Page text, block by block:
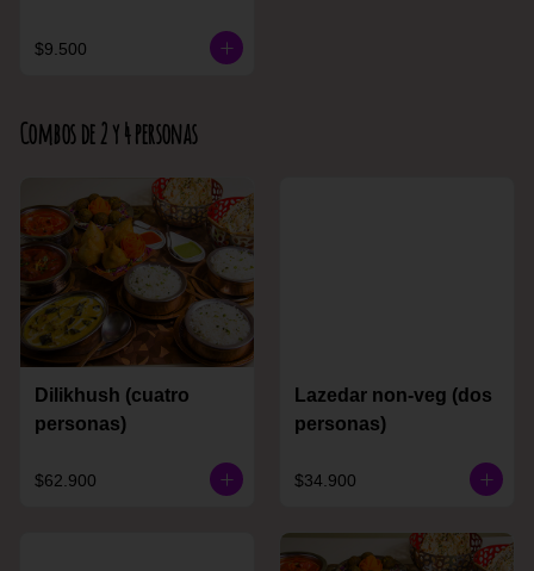
$9.500
Combos de 2 y 4 personas
Dilikhush (cuatro
personas)
$62.900
Lazedar non-veg (dos
personas)
$34.900